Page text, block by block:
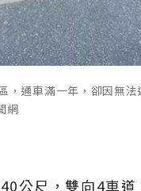
，通車滿一年，卻因無
網
公尺，雙向4車